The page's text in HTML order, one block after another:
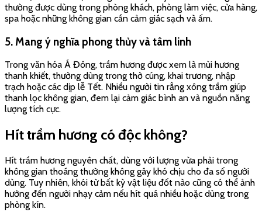
thường được dùng trong phòng khách, phòng làm việc, cửa hàng,
spa hoặc những không gian cần cảm giác sạch và ấm.
5. Mang ý nghĩa phong thủy và tâm linh
Trong văn hóa Á Đông, trầm hương được xem là mùi hương
thanh khiết, thường dùng trong thờ cúng, khai trương, nhập
trạch hoặc các dịp lễ Tết. Nhiều người tin rằng xông trầm giúp
thanh lọc không gian, đem lại cảm giác bình an và nguồn năng
lượng tích cực.
Hít trầm hương có độc không?
Hít trầm hương nguyên chất, dùng với lượng vừa phải trong
không gian thoáng thường không gây khó chịu cho đa số người
dùng. Tuy nhiên, khói từ bất kỳ vật liệu đốt nào cũng có thể ảnh
hưởng đến người nhạy cảm nếu hít quá nhiều hoặc dùng trong
phòng kín.